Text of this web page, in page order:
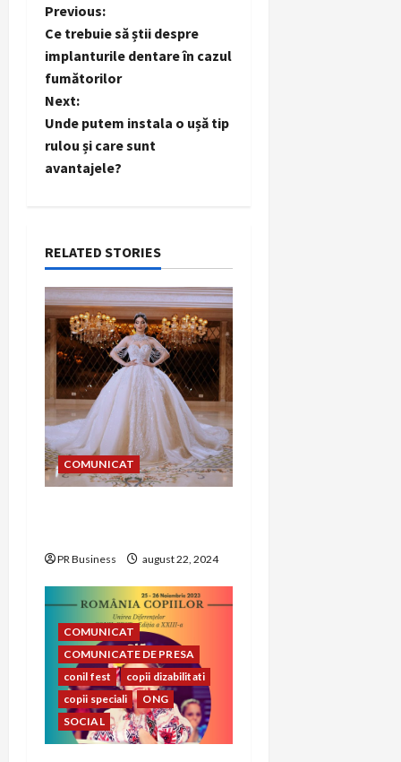
P
o
s
t
n
v
i
g
a
t
i
o
Previous:
Ce trebuie să știi despre
implanturile dentare în cazul
fumătorilor
Next:
Unde putem instala o ușă tip
rulou și care sunt
avantajele?
RELATED STORIES
COMUNICAT
PR Business august 22, 2024
COMUNICAT
COMUNICATE DE PRESA
conil fest
copii dizabilitati
copii speciali
ONG
SOCIAL